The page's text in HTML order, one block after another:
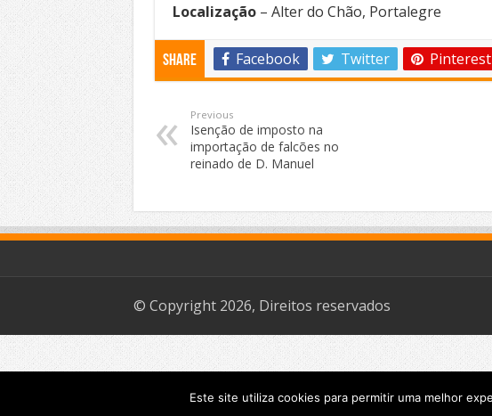
Localização– Alter do Chão, Portalegre
Share Facebook Twitter Pinterest
Previous
Isenção de imposto na
importação de falcões no
reinado de D. Manuel
© Copyright 2026, Direitos reservados
Este site utiliza cookies para permitir uma melhor